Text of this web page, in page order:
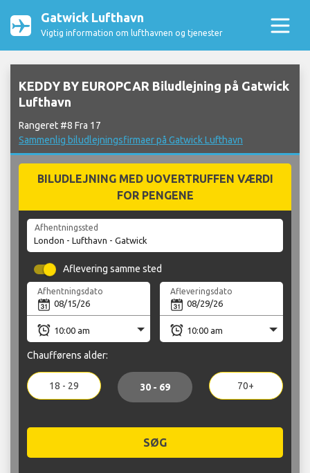
Gatwick Lufthavn
Vigtig information om lufthavnen og tjenester
KEDDY BY EUROPCAR Biludlejning på Gatwick
Lufthavn
Rangeret #8 Fra 17
Sammenlig biludlejningsfirmaer på Gatwick Lufthavn
BILUDLEJNING MED UOVERTRUFFEN VÆRDI
FOR PENGENE
Afhentningssted
Aflevering samme sted
Afhentningsdato Afleveringsdato
Chaufførens alder:
18 - 29 30 - 69 70+
SØG